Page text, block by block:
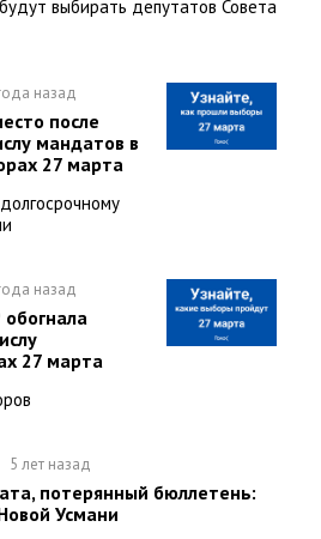
выбирать депутатов Совета
назад
после
мандатов в
27 марта
назад
27 марта
5 лет назад
потерянный бюллетень:
Усмани